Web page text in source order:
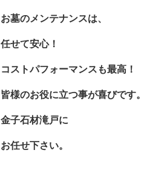
お墓のメンテナンスは、
任せて安心！
コストパフォーマンスも最高！
皆様のお役に立つ事が喜びです。
金子石材滝戸に
お任せ下さい。